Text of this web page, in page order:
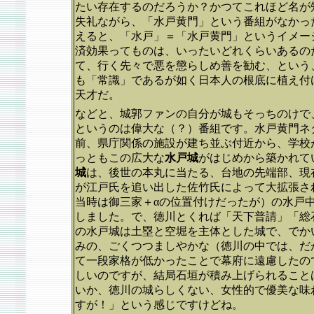
たい存在するのだろうか？かつてこれほど名
失礼ながら、「水戸黄門」という番組がなか
えると、「水戸」＝「水戸黄門」というイメ
済効果ってものは、いったいどれくらいある
て、行く先々で悪を懲らしめ善を勧む、とい
も「常識」であるが如く日本人の根底に植え
天才だ。
などと、城郭ファンの自分が城もそっちのけ
というのは偉大な（？）番組です。水戸黄門
前、県庁関係の施設が建ち並ぶ付近から、学
っともこの広大な水戸城がはじめから築かれ
城は、後世の本丸に当たる、台地の先端部、
が江戸氏を追い出した佐竹氏によって大拡張
当時は御三家＋αの位置付けだったが）の水戸
しました。で、徳川とくれば「天下普請」「
の水戸城は土塁と空堀を主体とした城で、で
みの、ごくつつましやかな（徳川の中では、
て一段家格が低かったことで幕府に遠慮した
しいのですが、結局石垣が積み上げられるこ
いか、徳川の城らしくない、女性的で優美な
すが！」という感じですけどね。